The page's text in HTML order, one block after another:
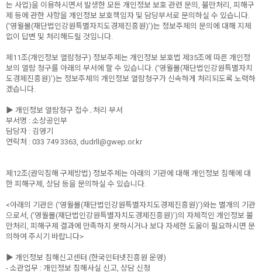
는 사업)을 이용하시면서 발생한 모든 개인정보 보호 관련 문의, 불만처리, 피해구
제 등에 관한 사항을 개인정보 보호책임자 및 담당부서로 문의하실 수 있습니다.
(‘영월몰(재단법인강원특별자치도경제진흥원)’)는 정보주체의 문의에 대해 지체
없이 답변 및 처리해드릴 것입니다.
제11조(개인정보 열람청구) 정보주체는 개인정보 보호법 제35조에 따른 개인정
보의 열람 청구를 아래의 부서에 할 수 있습니다. (‘영월몰(재단법인강원특별자치
도경제진흥원)’)는 정보주체의 개인정보 열람청구가 신속하게 처리되도록 노력하
겠습니다.
▶ 개인정보 열람청구 접수․처리 부서
부서명 : 소상공인부
담당자 : 김영기
연락처 : 033 749 3363, dudrll@gwep.or.kr
제12조(권익침해 구제방법) 정보주체는 아래의 기관에 대해 개인정보 침해에 대
한 피해구제, 상담 등을 문의하실 수 있습니다.
<아래의 기관은 (‘영월몰(재단법인강원특별자치도경제진흥원)’)와는 별개의 기관
으로서, (‘영월몰(재단법인강원특별자치도경제진흥원)’)의 자체적인 개인정보 불
만처리, 피해구제 결과에 만족하지 못하시거나 보다 자세한 도움이 필요하시면 문
의하여 주시기 바랍니다>
▶ 개인정보 침해신고센터 (한국인터넷진흥원 운영)
- 소관업무 : 개인정보 침해사실 신고, 상담 신청